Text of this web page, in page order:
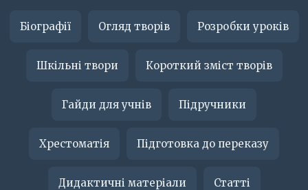
Біографії Огляд творів Розробки уроків
Шкільні твори Короткий зміст творів
Гайди для учнів Підручники
Хрестоматія Підготовка до переказу
Дидактичні матеріали Статті